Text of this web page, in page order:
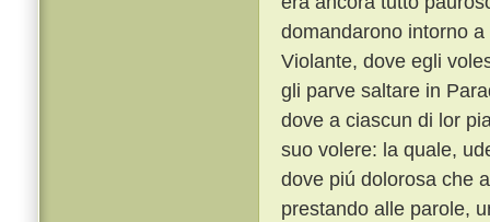
domandarono intorno
Violante, dove egli
gli parve saltare in
dove a ciascun di lor
suo volere: la quale,
dove piú dolorosa che
prestando alle parole,